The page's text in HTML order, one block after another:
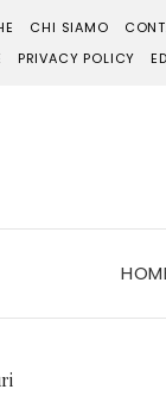
CHI SIAMO
PRIVACY POLICY